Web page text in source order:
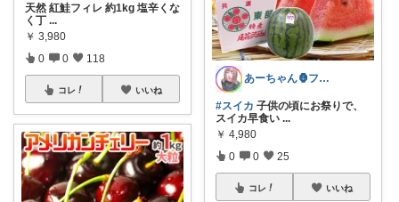
天然 紅鮭フィレ 約1kg 塩辛くな
く丁 ...
￥ 3,980
0 0 118
コレ いいね
あーちゃん🦍フォロワー様1万人🙇💖
#スイカ 子供の頃にお祭りで、
スイカ早食い ...
￥ 4,980
0 0 25
コレ いいね